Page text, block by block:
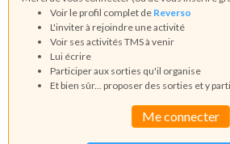
Voir le profil complet de Reverso
L'inviter à rejoindre une activité
Voir ses activités TMS à venir
Lui écrire
Participer aux sorties qu'il organise
Et bien sûr... proposer des sorties et y
Me connecter